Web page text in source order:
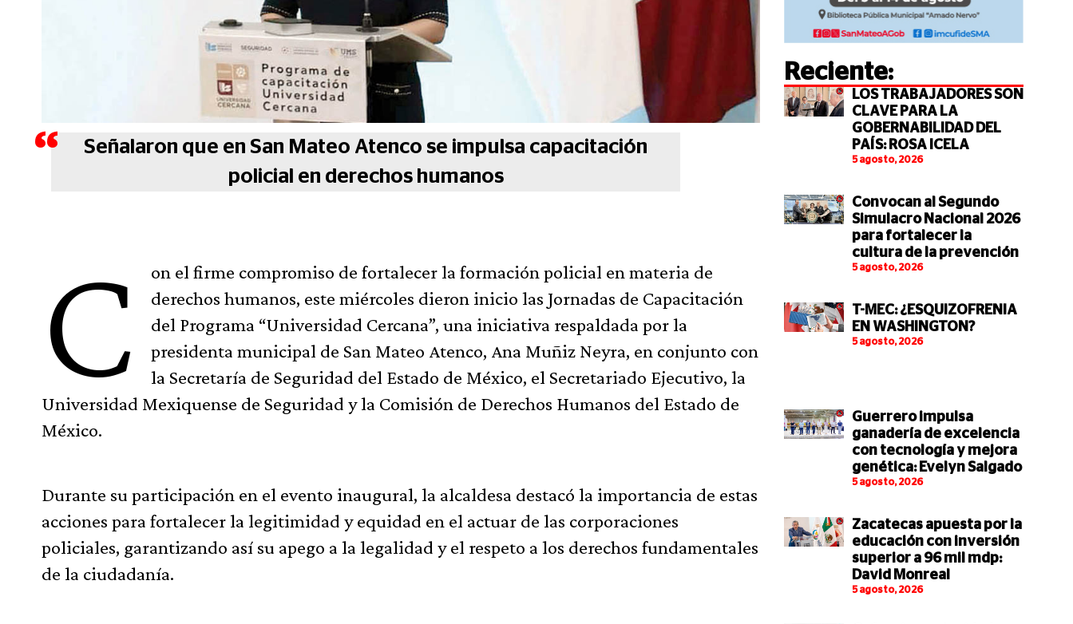
Señalaron que en San Mateo Atenco se impulsa capacitación
policial en derechos humanos
C
on el firme compromiso de fortalecer la formación policial en materia de
derechos humanos, este miércoles dieron inicio las Jornadas de Capacitación
del Programa “Universidad Cercana”, una iniciativa respaldada por la
presidenta municipal de San Mateo Atenco, Ana Muñiz Neyra, en conjunto con
la Secretaría de Seguridad del Estado de México, el Secretariado Ejecutivo, la
Universidad Mexiquense de Seguridad y la Comisión de Derechos Humanos del Estado de
México.
Durante su participación en el evento inaugural, la alcaldesa destacó la importancia de estas
acciones para fortalecer la legitimidad y equidad en el actuar de las corporaciones
policiales, garantizando así su apego a la legalidad y el respeto a los derechos fundamentales
de la ciudadanía.
Reciente:
LOS TRABAJADORES SON
CLAVE PARA LA
GOBERNABILIDAD DEL
PAÍS: ROSA ICELA
5 agosto, 2026
Convocan al Segundo
Simulacro Nacional 2026
para fortalecer la
cultura de la prevención
5 agosto, 2026
T-MEC: ¿ESQUIZOFRENIA
EN WASHINGTON?
5 agosto, 2026
Guerrero impulsa
ganadería de excelencia
con tecnología y mejora
genética: Evelyn Salgado
5 agosto, 2026
Zacatecas apuesta por la
educación con inversión
superior a 96 mil mdp:
David Monreal
5 agosto, 2026